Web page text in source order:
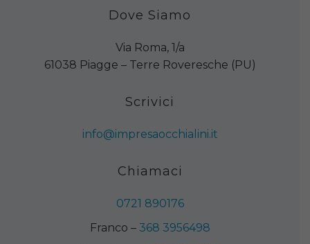
Dove Siamo
Via Roma, 1/a
61038 Piagge – Terre Roveresche (PU)
Scrivici
info@impresaocchialini.it
Chiamaci
0721 890176
Franco – 368 3956498